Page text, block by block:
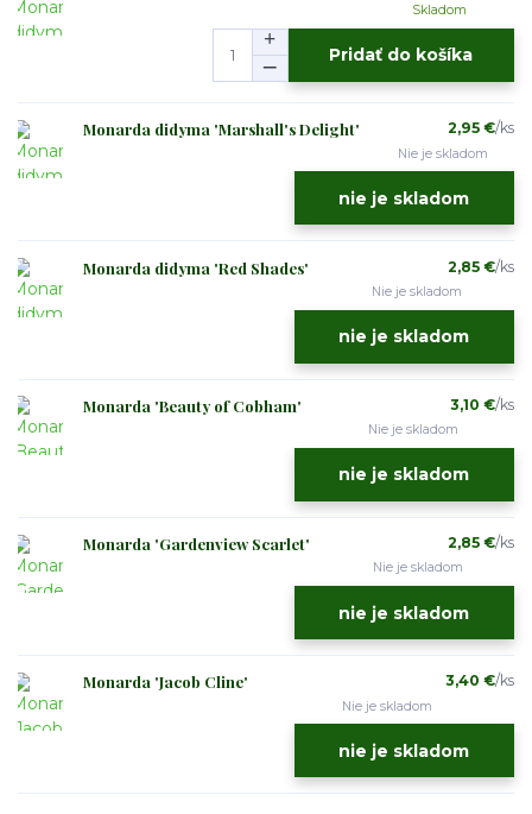
Skladom
Pridať do košíka
Monarda didyma 'Marshall's Delight' 2,95 €/ks
Nie je skladom
nie je skladom
Monarda didyma 'Red Shades' 2,85 €/ks
Nie je skladom
nie je skladom
Monarda 'Beauty of Cobham' 3,10 €/ks
Nie je skladom
nie je skladom
Monarda 'Gardenview Scarlet' 2,85 €/ks
Nie je skladom
nie je skladom
Monarda 'Jacob Cline' 3,40 €/ks
Nie je skladom
nie je skladom